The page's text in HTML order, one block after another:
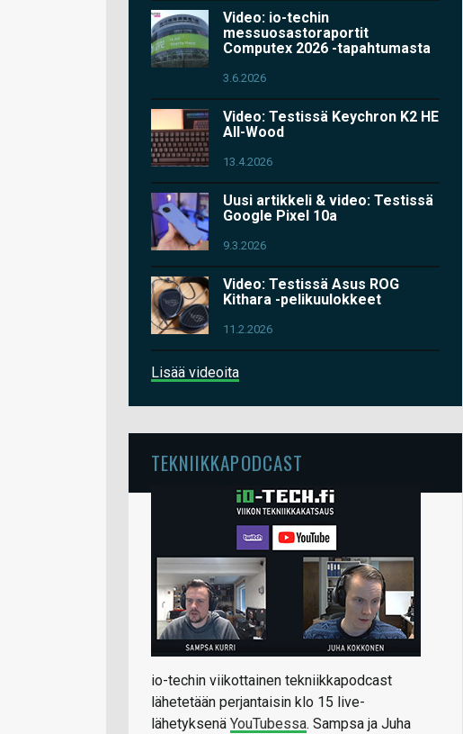
Video: io-techin
messuosastoraportit
Computex 2026 -tapahtumasta
3.6.2026
Video: Testissä Keychron K2 HE
All-Wood
13.4.2026
Uusi artikkeli & video: Testissä
Google Pixel 10a
9.3.2026
Video: Testissä Asus ROG
Kithara -pelikuulokkeet
11.2.2026
Lisää videoita
TEKNIIKKAPODCAST
io-techin viikottainen tekniikkapodcast
lähetetään perjantaisin klo 15 live-
lähetyksenä YouTubessa. Sampsa ja Juha